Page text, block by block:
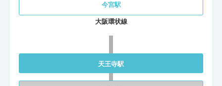
今宮駅
大阪環状線
天王寺駅